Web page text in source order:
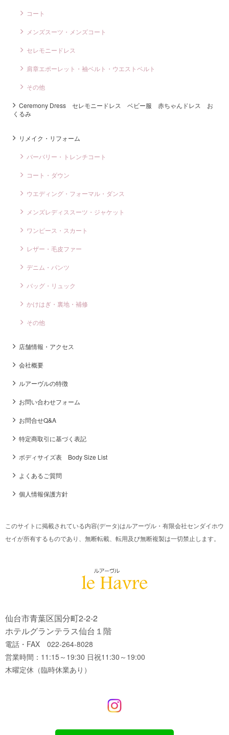
コート
メンズスーツ・メンズコート
セレモニードレス
肩章エポーレット・袖ベルト・ウエストベルト
その他
Ceremony Dress セレモニードレス ベビー服 赤ちゃんドレス お
くるみ
リメイク・リフォーム
バーバリー・トレンチコート
コート・ダウン
ウエディング・フォーマル・ダンス
メンズレディススーツ・ジャケット
ワンピース・スカート
レザー・毛皮ファー
デニム・パンツ
バッグ・リュック
かけはぎ・裏地・補修
その他
店舗情報・アクセス
会社概要
ルアーヴルの特徴
お問い合わせフォーム
お問合せQ&A
特定商取引に基づく表記
ボディサイズ表 Body Size List
よくあるご質問
個人情報保護方針
このサイトに掲載されている内容(データ)はルアーヴル・有限会社センダイホウ
セイが所有するものであり、無断転載、転用及び無断複製は一切禁止します。
仙台市青葉区国分町2-2-2
ホテルグランテラス仙台１階
電話・FAX 022-264-8028
営業時間：11:15～19:30 日祝11:30～19:00
木曜定休（臨時休業あり）